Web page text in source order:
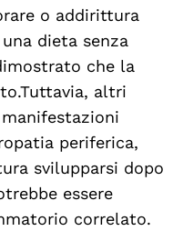
o addirittura
dieta senza
che la
Tuttavia, altri
periferica,
svilupparsi dopo
essere
correlato.